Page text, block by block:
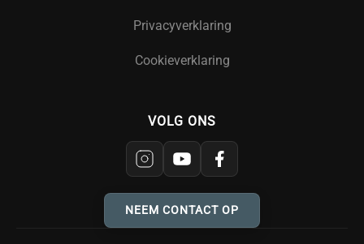
Privacyverklaring
Cookieverklaring
VOLG ONS
NEEM CONTACT OP